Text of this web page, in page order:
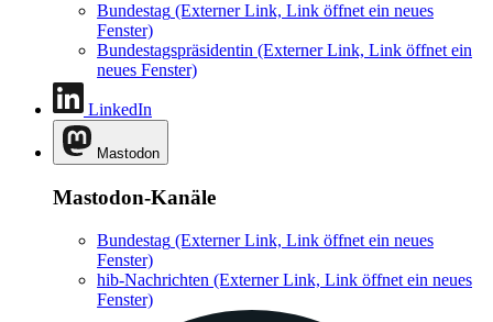
Bundestag (Externer Link, Link öffnet ein neues
Fenster)
Bundestagspräsidentin (Externer Link, Link öffnet ein
neues Fenster)
LinkedIn
Mastodon
Mastodon-Kanäle
Bundestag (Externer Link, Link öffnet ein neues
Fenster)
hib-Nachrichten (Externer Link, Link öffnet ein neues
Fenster)